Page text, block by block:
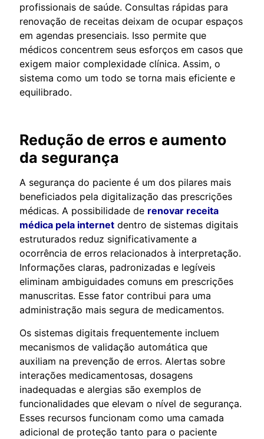
profissionais de saúde. Consultas rápidas para
renovação de receitas deixam de ocupar espaços
em agendas presenciais. Isso permite que
médicos concentrem seus esforços em casos que
exigem maior complexidade clínica. Assim, o
sistema como um todo se torna mais eficiente e
equilibrado.
Redução de erros e aumento
da segurança
A segurança do paciente é um dos pilares mais
beneficiados pela digitalização das prescrições
médicas. A possibilidade de renovar receita
médica pela internet dentro de sistemas digitais
estruturados reduz significativamente a
ocorrência de erros relacionados à interpretação.
Informações claras, padronizadas e legíveis
eliminam ambiguidades comuns em prescrições
manuscritas. Esse fator contribui para uma
administração mais segura de medicamentos.
Os sistemas digitais frequentemente incluem
mecanismos de validação automática que
auxiliam na prevenção de erros. Alertas sobre
interações medicamentosas, dosagens
inadequadas e alergias são exemplos de
funcionalidades que elevam o nível de segurança.
Esses recursos funcionam como uma camada
adicional de proteção tanto para o paciente